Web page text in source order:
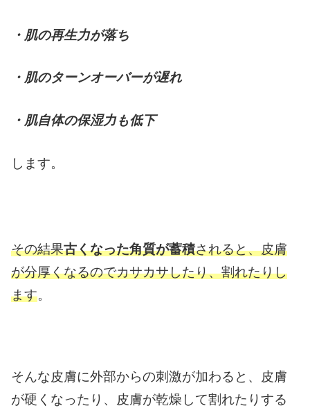
・肌の再生力が落ち
・肌のターンオーバーが遅れ
・肌自体の保湿力も低下
します。
その結果古くなった角質が蓄積されると、皮膚
が分厚くなるのでカサカサしたり、割れたりし
ます。
そんな皮膚に外部からの刺激が加わると、皮膚
が硬くなったり、皮膚が乾燥して割れたりする